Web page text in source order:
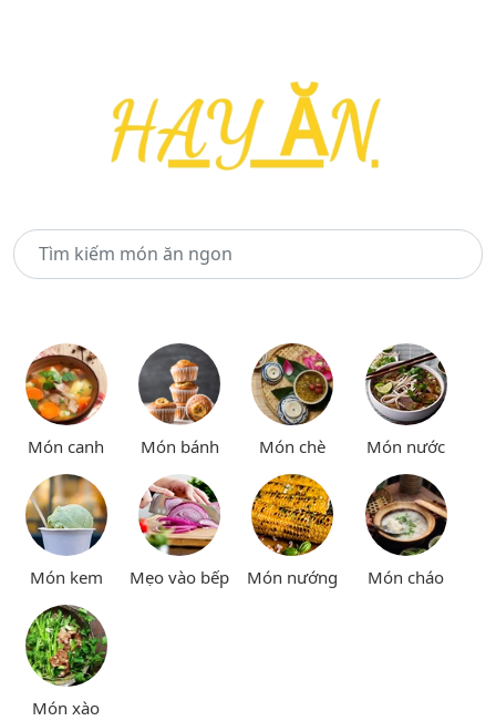
Món canh Món bánh Món chè Món nước
Món kem Mẹo vào bếp Món nướng Món cháo
Món xào